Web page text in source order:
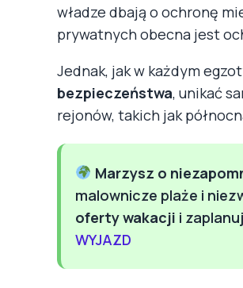
władze dbają o ochronę
prywatnych obecna jest
Jednak, jak w każdym
bezpieczeństwa, unikać
rejonów, takich jak
Marzysz o
malownicze plaże i
oferty wakacji i
WYJAZD